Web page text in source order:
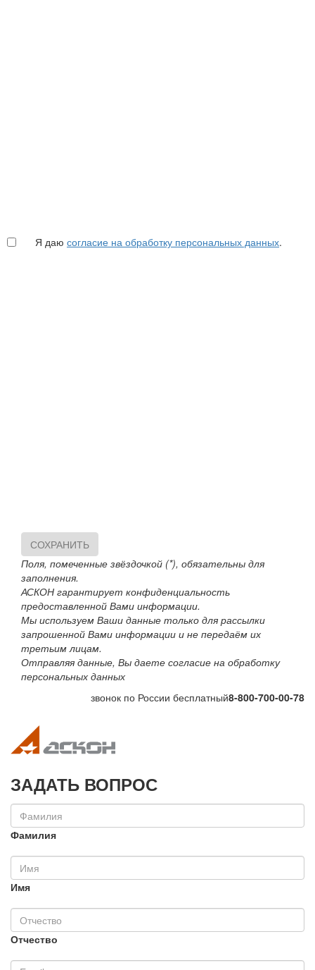
Я даю согласие на обработку персональных данных.
СОХРАНИТЬ
Поля, помеченные звёздочкой (*), обязательны для
заполнения.
АСКОН гарантирует конфиденциальность
предоставленной Вами информации.
Мы используем Ваши данные только для рассылки
запрошенной Вами информации и не передаём их
третьим лицам.
Отправляя данные, Вы даете согласие на обработку
персональных данных
звонок по России бесплатный8-800-700-00-78
ЗАДАТЬ ВОПРОС
Фамилия
Имя
Отчество